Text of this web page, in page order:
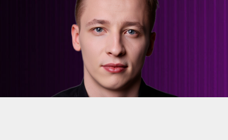
ЧТО ВЫ ПОЛУЧАЕТЕ
Таблица по Unit-экономике